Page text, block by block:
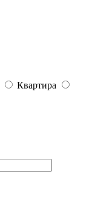
Квартира